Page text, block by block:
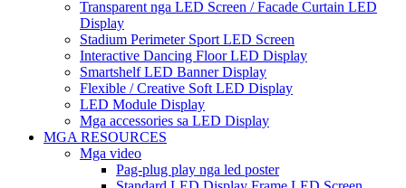
Transparent nga LED Screen / Facade Curtain LED
Display
Stadium Perimeter Sport LED Screen
Interactive Dancing Floor LED Display
Smartshelf LED Banner Display
Flexible / Creative Soft LED Display
LED Module Display
Mga accessories sa LED Display
MGA RESOURCES
Mga video
Pag-plug play nga led poster